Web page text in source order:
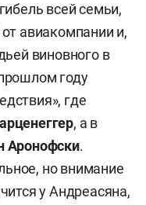
всей семьи,
авиакомпании и,
виновного в
году
где
, а в
Аронофски.
но внимание
у Андреасяна,